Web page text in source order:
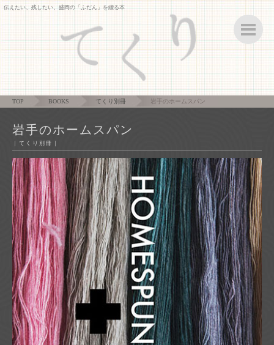
伝えたい、残したい、盛岡の「ふだん」を綴る本
TOP BOOKS てくり別冊 岩手のホームスパン
岩手のホームスパン
｜てくり別冊｜